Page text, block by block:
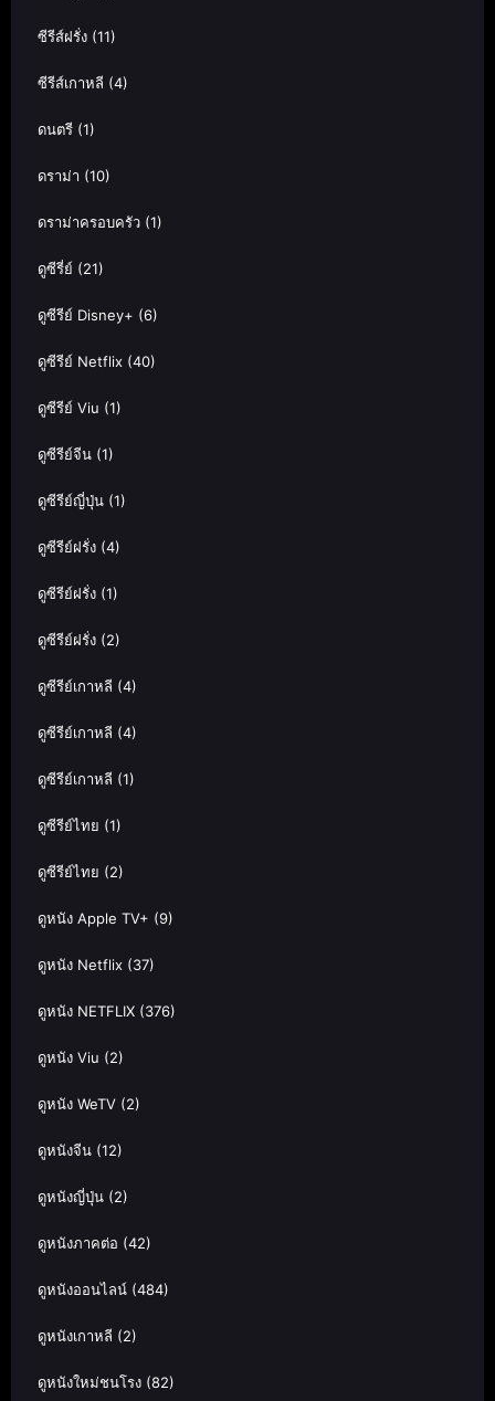
ซีรีส์ฝรั่ง (11)
ซีรีส์เกาหลี (4)
ดนตรี (1)
ดราม่า (10)
ดราม่าครอบครัว (1)
ดูซีรี่ย์ (21)
ดูซีรีย์ Disney+ (6)
ดูซีรีย์ Netflix (40)
ดูซีรีย์ Viu (1)
ดูซีรีย์จีน (1)
ดูซีรีย์ญี่ปุ่น (1)
ดูซีรีย์ฝรั่ง (4)
ดูซีรีย์ฝรั่ง (1)
ดูซีรีย์ฝรั่ง (2)
ดูซีรีย์เกาหลี (4)
ดูซีรีย์เกาหลี (4)
ดูซีรีย์เกาหลี (1)
ดูซีรีย์ไทย (1)
ดูซีรีย์ไทย (2)
ดูหนัง Apple TV+ (9)
ดูหนัง Netflix (37)
ดูหนัง NETFLIX (376)
ดูหนัง Viu (2)
ดูหนัง WeTV (2)
ดูหนังจีน (12)
ดูหนังญี่ปุ่น (2)
ดูหนังภาคต่อ (42)
ดูหนังออนไลน์ (484)
ดูหนังเกาหลี (2)
ดูหนังใหม่ชนโรง (82)